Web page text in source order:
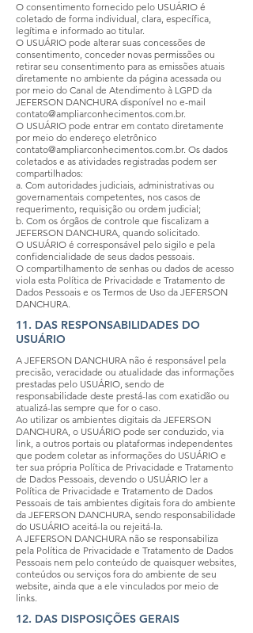
O consentimento fornecido pelo USUÁRIO é
coletado de forma individual, clara, específica,
legítima e informado ao titular.
O USUÁRIO pode alterar suas concessões de
consentimento, conceder novas permissões ou
retirar seu consentimento para as emissões atuais
diretamente no ambiente da página acessada ou
por meio do Canal de Atendimento à LGPD da
JEFERSON DANCHURA disponível no e-mail
contato@ampliarconhecimentos.com.br.
O USUÁRIO pode entrar em contato diretamente
por meio do endereço eletrônico
contato@ampliarconhecimentos.com.br. Os dados
coletados e as atividades registradas podem ser
compartilhados:
a. Com autoridades judiciais, administrativas ou
governamentais competentes, nos casos de
requerimento, requisição ou ordem judicial;
b. Com os órgãos de controle que fiscalizam a
JEFERSON DANCHURA, quando solicitado.
O USUÁRIO é corresponsável pelo sigilo e pela
confidencialidade de seus dados pessoais.
O compartilhamento de senhas ou dados de acesso
viola esta Política de Privacidade e Tratamento de
Dados Pessoais e os Termos de Uso da JEFERSON
DANCHURA.
11. DAS RESPONSABILIDADES DO
USUÁRIO
A JEFERSON DANCHURA não é responsável pela
precisão, veracidade ou atualidade das informações
prestadas pelo USUÁRIO, sendo de
responsabilidade deste prestá-las com exatidão ou
atualizá-las sempre que for o caso.
Ao utilizar os ambientes digitais da JEFERSON
DANCHURA, o USUÁRIO pode ser conduzido, via
link, a outros portais ou plataformas independentes
que podem coletar as informações do USUÁRIO e
ter sua própria Política de Privacidade e Tratamento
de Dados Pessoais, devendo o USUÁRIO ler a
Política de Privacidade e Tratamento de Dados
Pessoais de tais ambientes digitais fora do ambiente
da JEFERSON DANCHURA, sendo responsabilidade
do USUÁRIO aceitá-la ou rejeitá-la.
A JEFERSON DANCHURA não se responsabiliza
pela Política de Privacidade e Tratamento de Dados
Pessoais nem pelo conteúdo de quaisquer websites,
conteúdos ou serviços fora do ambiente de seu
website, ainda que a ele vinculados por meio de
links.
12. DAS DISPOSIÇÕES GERAIS